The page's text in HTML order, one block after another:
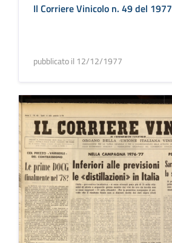
Il Corriere Vinicolo n. 49 del 1977
pubblicato il 12/12/1977